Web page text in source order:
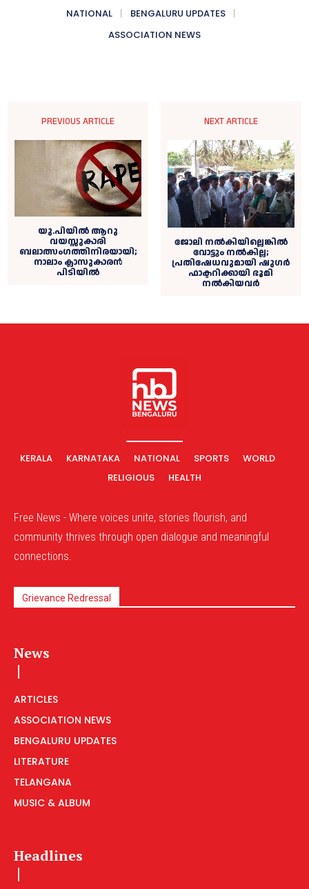
NATIONAL
BENGALURU UPDATES
ASSOCIATION NEWS
PREVIOUS ARTICLE
യു.പിയില്‍ ആറു
വയസ്സുകാരി
ബലാത്സംഗത്തിനിരയായി;
നാലാം ക്ലാസുകാരൻ
പിടിയില്‍
NEXT ARTICLE
ജോലി നൽകിയില്ലെങ്കിൽ
വോട്ടും നൽകില്ല;
പ്രതിഷേധവുമായി ഷുഗർ
ഫാക്ടറിക്കായി ഭൂമി
നൽകിയവർ
KERALA KARNATAKA NATIONAL SPORTS
WORLD
RELIGIOUS
HEALTH
Free News - Where voices unite, stories flourish, and
community thrives through open dialogue and meaningful
connections.
Grievance Redressal
News
ARTICLES
ASSOCIATION NEWS
BENGALURU UPDATES
LITERATURE
TELANGANA
MUSIC & ALBUM
Headlines